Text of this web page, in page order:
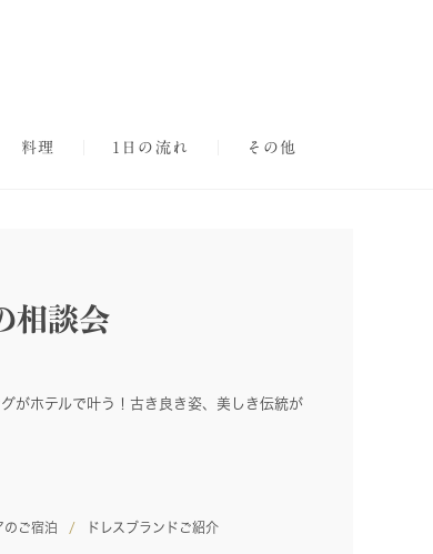
料理 1日の流れ その他
相談会
がホテルで叶う！古き良き姿、美しき伝統が
のご宿泊 ドレスブランドご紹介